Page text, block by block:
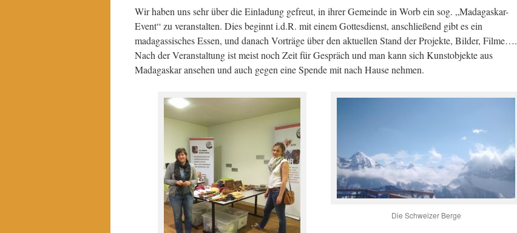
Wir haben uns sehr über die Einladung gefreut, in ihrer Gemeinde in Worb ein sog. „Madagaskar-
Event“ zu veranstalten. Dies beginnt i.d.R. mit einem Gottesdienst, anschließend gibt es ein
madagassisches Essen, und danach Vorträge über den aktuellen Stand der Projekte, Bilder, Filme….
Nach der Veranstaltung ist meist noch Zeit für Gespräch und man kann sich Kunstobjekte aus
Madagaskar ansehen und auch gegen eine Spende mit nach Hause nehmen.
Die Schweizer Berge